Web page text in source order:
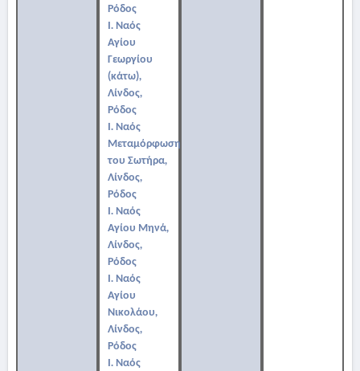
Ρόδος
Ι. Ναός
Αγίου
Γεωργίου
(κάτω),
Λίνδος,
Ρόδος
Ι. Ναός
Μεταμόρφωσης
του Σωτήρα,
Λίνδος,
Ρόδος
Ι. Ναός
Αγίου Μηνά,
Λίνδος,
Ρόδος
Ι. Ναός
Αγίου
Νικολάου,
Λίνδος,
Ρόδος
Ι. Ναός